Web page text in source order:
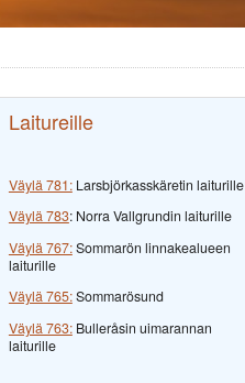
Laitureille
Väylä 781:Larsbjörkasskäretin laiturille
Väylä 783: Norra Vallgrundin laiturille
Väylä 767:Sommarön linnakealueen
laiturille
Väylä 765:Sommarösund
Väylä 763:Bulleråsin uimarannan
laiturille